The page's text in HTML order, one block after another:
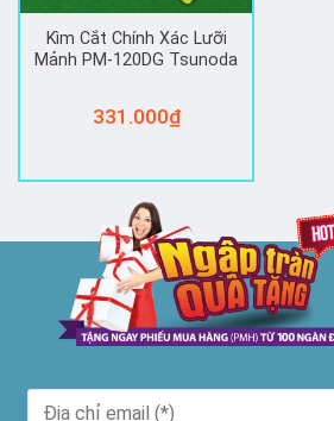
Kìm Cắt Chính Xác Lưỡi
Mảnh PM-120DG Tsunoda
331.000₫